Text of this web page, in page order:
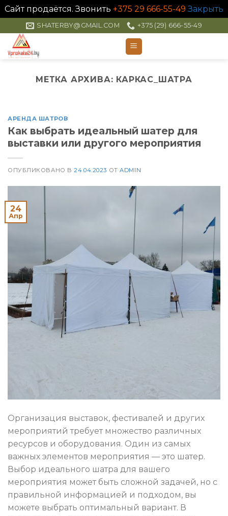
Сайт продаётся. Звонить +375 29 666-55-49 Закрыть
to
content
SHATERBY@GMAIL.COM +375 (29) 666-55-49
МЕТКА АРХИВА: КАРКАС_ШАТРА
АРЕНДА ШАТРОВ
Как выбрать идеальный шатер для
выставки или другого мероприятия
ОПУБЛИКОВАНО В24.04.2023 ОТADMIN
24
Апр
Организация выставок, фестивалей и других
мероприятий требует множество различных
ресурсов и оборудования. Один из самых
важных элементов мероприятия — это шатер.
Выбор идеального шатра для вашего
мероприятия может быть сложной задачей, но с
правильной информацией и подходом, вы
можете выбрать оптимальный вариант. В